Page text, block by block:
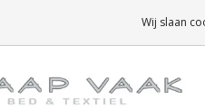
(BINNEN BELGIË)Wij slaan